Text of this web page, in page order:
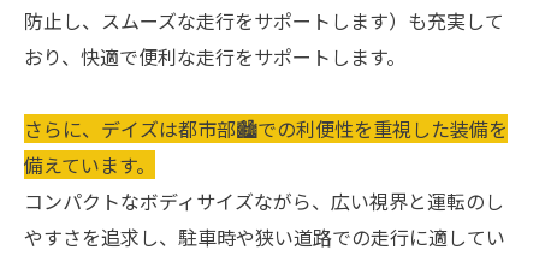
防止し、スムーズな走行をサポートします）も充実して
おり、快適で便利な走行をサポートします。
さらに、デイズは都市部🏙での利便性を重視した装備を
備えています。
コンパクトなボディサイズながら、広い視界と運転のし
やすさを追求し、駐車時や狭い道路での走行に適してい